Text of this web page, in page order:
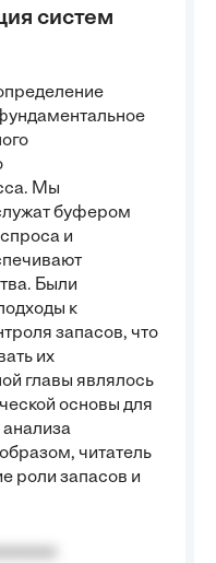
систем
Мы
буфером
и
Были
к
запасов, что
их
главы являлось
основы для
анализа
читатель
роли запасов и